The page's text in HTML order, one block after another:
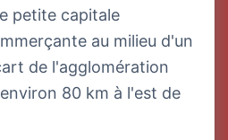
petite capitale
au milieu d'un
de l'agglomération
80 km à l'est de